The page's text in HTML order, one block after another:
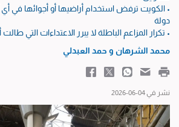
• الكويت ترفض استخدام أراضيها أو أجوائها في
دولة
• تكرار المزاعم الباطلة لا يبرر الاعتداءات التي طالت
محمد الشرهان و حمد العبدلي
نشر في 04-06-2026